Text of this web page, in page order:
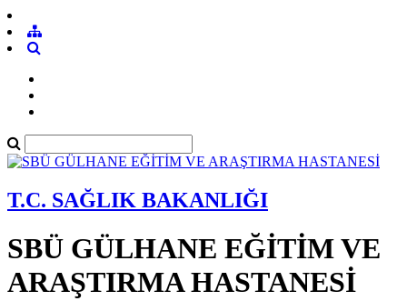
T.C. SAĞLIK BAKANLIĞI
SBÜ GÜLHANE EĞİTİM VE
ARAŞTIRMA HASTANESİ